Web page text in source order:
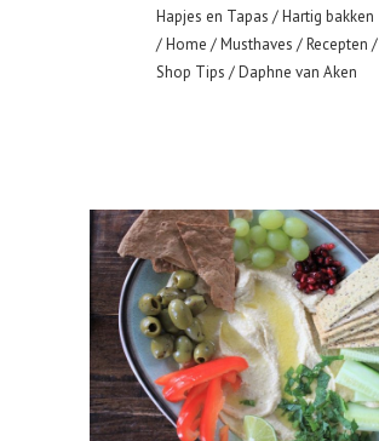
Hapjes en Tapas /Hartig bakken
/Home /Musthaves /Recepten /
Shop Tips / Daphne van Aken